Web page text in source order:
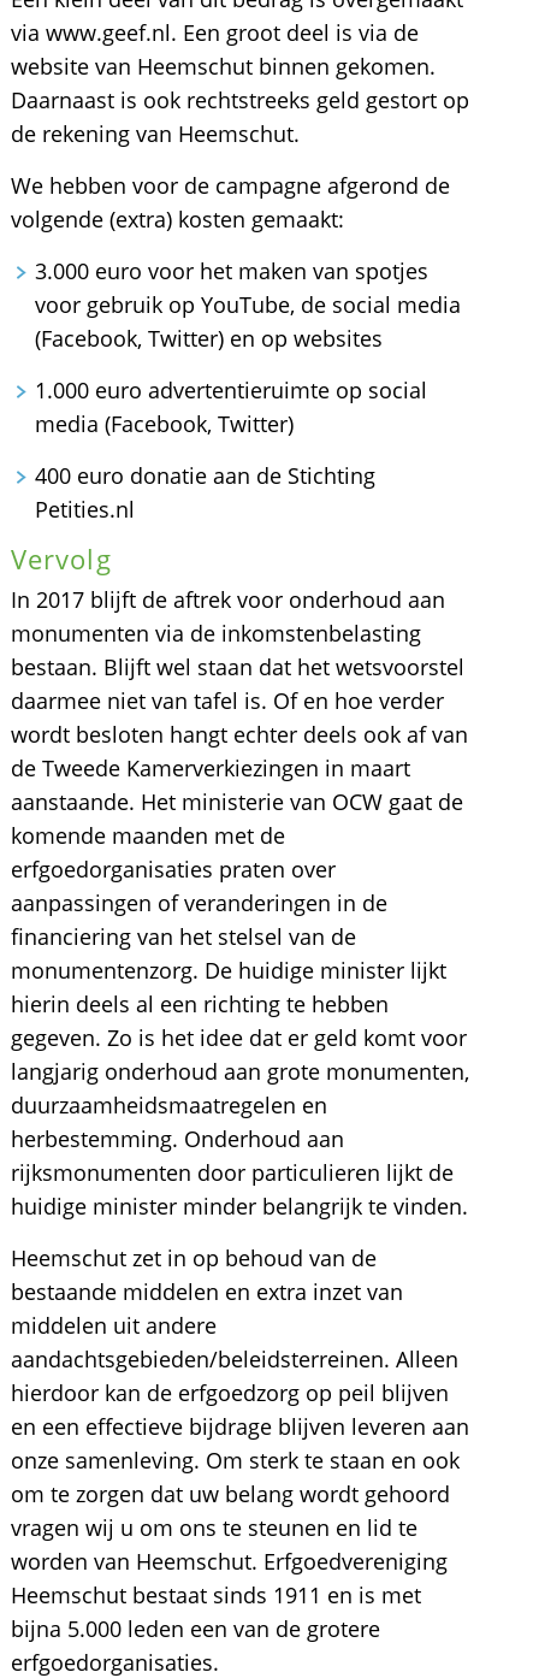
via www.geef.nl. Een groot deel is via de
website van Heemschut binnen gekomen.
Daarnaast is ook rechtstreeks geld gestort op
de rekening van Heemschut.
We hebben voor de campagne afgerond de
volgende (extra) kosten gemaakt:
3.000 euro voor het maken van spotjes
voor gebruik op YouTube, de social media
(Facebook, Twitter) en op websites
1.000 euro advertentieruimte op social
media (Facebook, Twitter)
400 euro donatie aan de Stichting
Petities.nl
Vervolg
In 2017 blijft de aftrek voor onderhoud aan
monumenten via de inkomstenbelasting
bestaan. Blijft wel staan dat het wetsvoorstel
daarmee niet van tafel is. Of en hoe verder
wordt besloten hangt echter deels ook af van
de Tweede Kamerverkiezingen in maart
aanstaande. Het ministerie van OCW gaat de
komende maanden met de
erfgoedorganisaties praten over
aanpassingen of veranderingen in de
financiering van het stelsel van de
monumentenzorg. De huidige minister lijkt
hierin deels al een richting te hebben
gegeven. Zo is het idee dat er geld komt voor
langjarig onderhoud aan grote monumenten,
duurzaamheidsmaatregelen en
herbestemming. Onderhoud aan
rijksmonumenten door particulieren lijkt de
huidige minister minder belangrijk te vinden.
Heemschut zet in op behoud van de
bestaande middelen en extra inzet van
middelen uit andere
aandachtsgebieden/beleidsterreinen. Alleen
hierdoor kan de erfgoedzorg op peil blijven
en een effectieve bijdrage blijven leveren aan
onze samenleving. Om sterk te staan en ook
om te zorgen dat uw belang wordt gehoord
vragen wij u om ons te steunen en lid te
worden van Heemschut. Erfgoedvereniging
Heemschut bestaat sinds 1911 en is met
bijna 5.000 leden een van de grotere
erfgoedorganisaties.